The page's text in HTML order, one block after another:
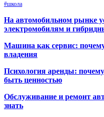
#школа
На автомобильном рынке
электромобилям и
Машина как сервис:
владения
Психология аренды:
быть ценностью
Обслуживание и ремонт
знать